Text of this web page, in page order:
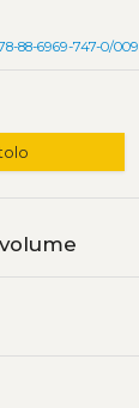
88-6969-747-0/009